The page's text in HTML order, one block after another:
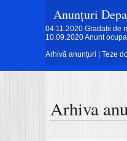
Anunțuri
04.11.2020 Gradații de
10.09.2020Anunt
Arhivă anunțuri
Teze
Arhiva